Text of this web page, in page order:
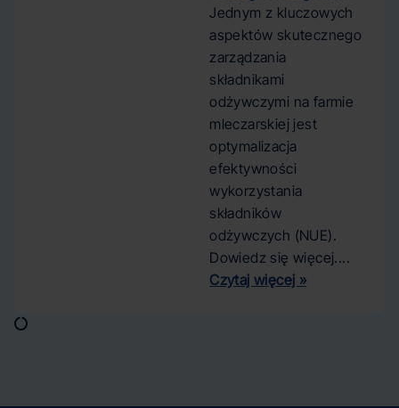
Jednym z kluczowych
aspektów skutecznego
zarządzania
składnikami
odżywczymi na farmie
mleczarskiej jest
optymalizacja
efektywności
wykorzystania
składników
odżywczych (NUE).
Dowiedz się więcej....
Czytaj więcej »